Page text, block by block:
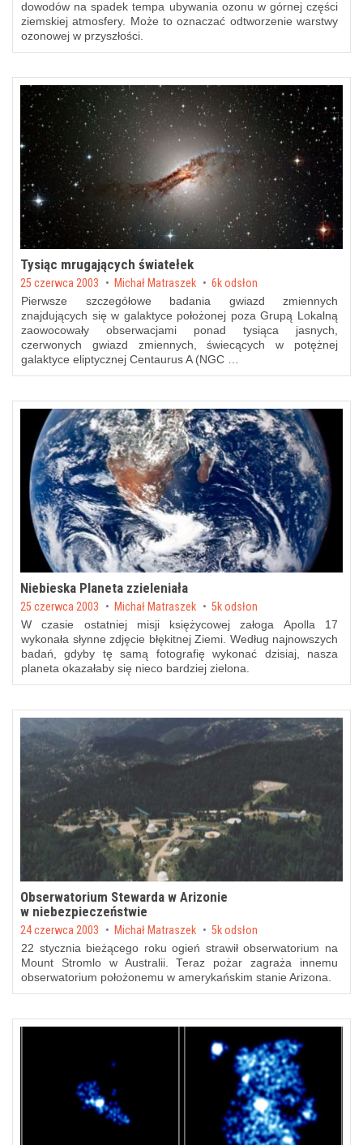
dowodów na spadek tempa ubywania ozonu w górnej części
ziemskiej atmosfery. Może to oznaczać odtworzenie warstwy
ozonowej w przyszłości.
Tysiąc mrugających światełek
Posted on
25 czerwca 2003 by Michał Matraszek 6k odsłon
Pierwsze szczegółowe badania gwiazd zmiennych
znajdujących się w galaktyce położonej poza Grupą Lokalną
zaowocowały obserwacjami ponad tysiąca jasnych,
czerwonych gwiazd zmiennych, świecących w potężnej
galaktyce eliptycznej Centaurus A (NGC …
Niebieska Planeta zzieleniała
Posted on
25 czerwca 2003 by Michał Matraszek 5k odsłon
W czasie ostatniej misji księżycowej załoga Apolla 17
wykonała słynne zdjęcie błękitnej Ziemi. Według najnowszych
badań, gdyby tę samą fotografię wykonać dzisiaj, nasza
planeta okazałaby się nieco bardziej zielona.
Obserwatorium Stewarda w Arizonie
w niebezpieczeństwie
Posted on
24 czerwca 2003 byMichał Matraszek 5k odsłon
22 stycznia bieżącego rokuogień strawiłobserwatorium na
Mount Stromlo w Australii. Teraz pożar zagraża innemu
obserwatorium położonemu w amerykańskim stanie Arizona.